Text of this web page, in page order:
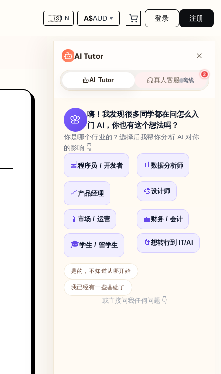
🇺🇸EN A$AUD 登录 注册
AI Tutor
AI Tutor 真人客服 离线
2
🌸
嗨！我发现很多同学都在问怎么入
门 AI，你也有这个想法吗？
你是哪个行业的？选择后我帮你分析 AI 对你
的影响 👇
💻程序员 / 开发者 📊 数据分析师
📈产品经理 🎨设计师
📱市场 / 运营 💼财务 / 会计
🎓学生 / 留学生 🔄想转行到 IT/AI
是的，不知道从哪开始
我已经有一些基础了
或直接问我任何问题 👇